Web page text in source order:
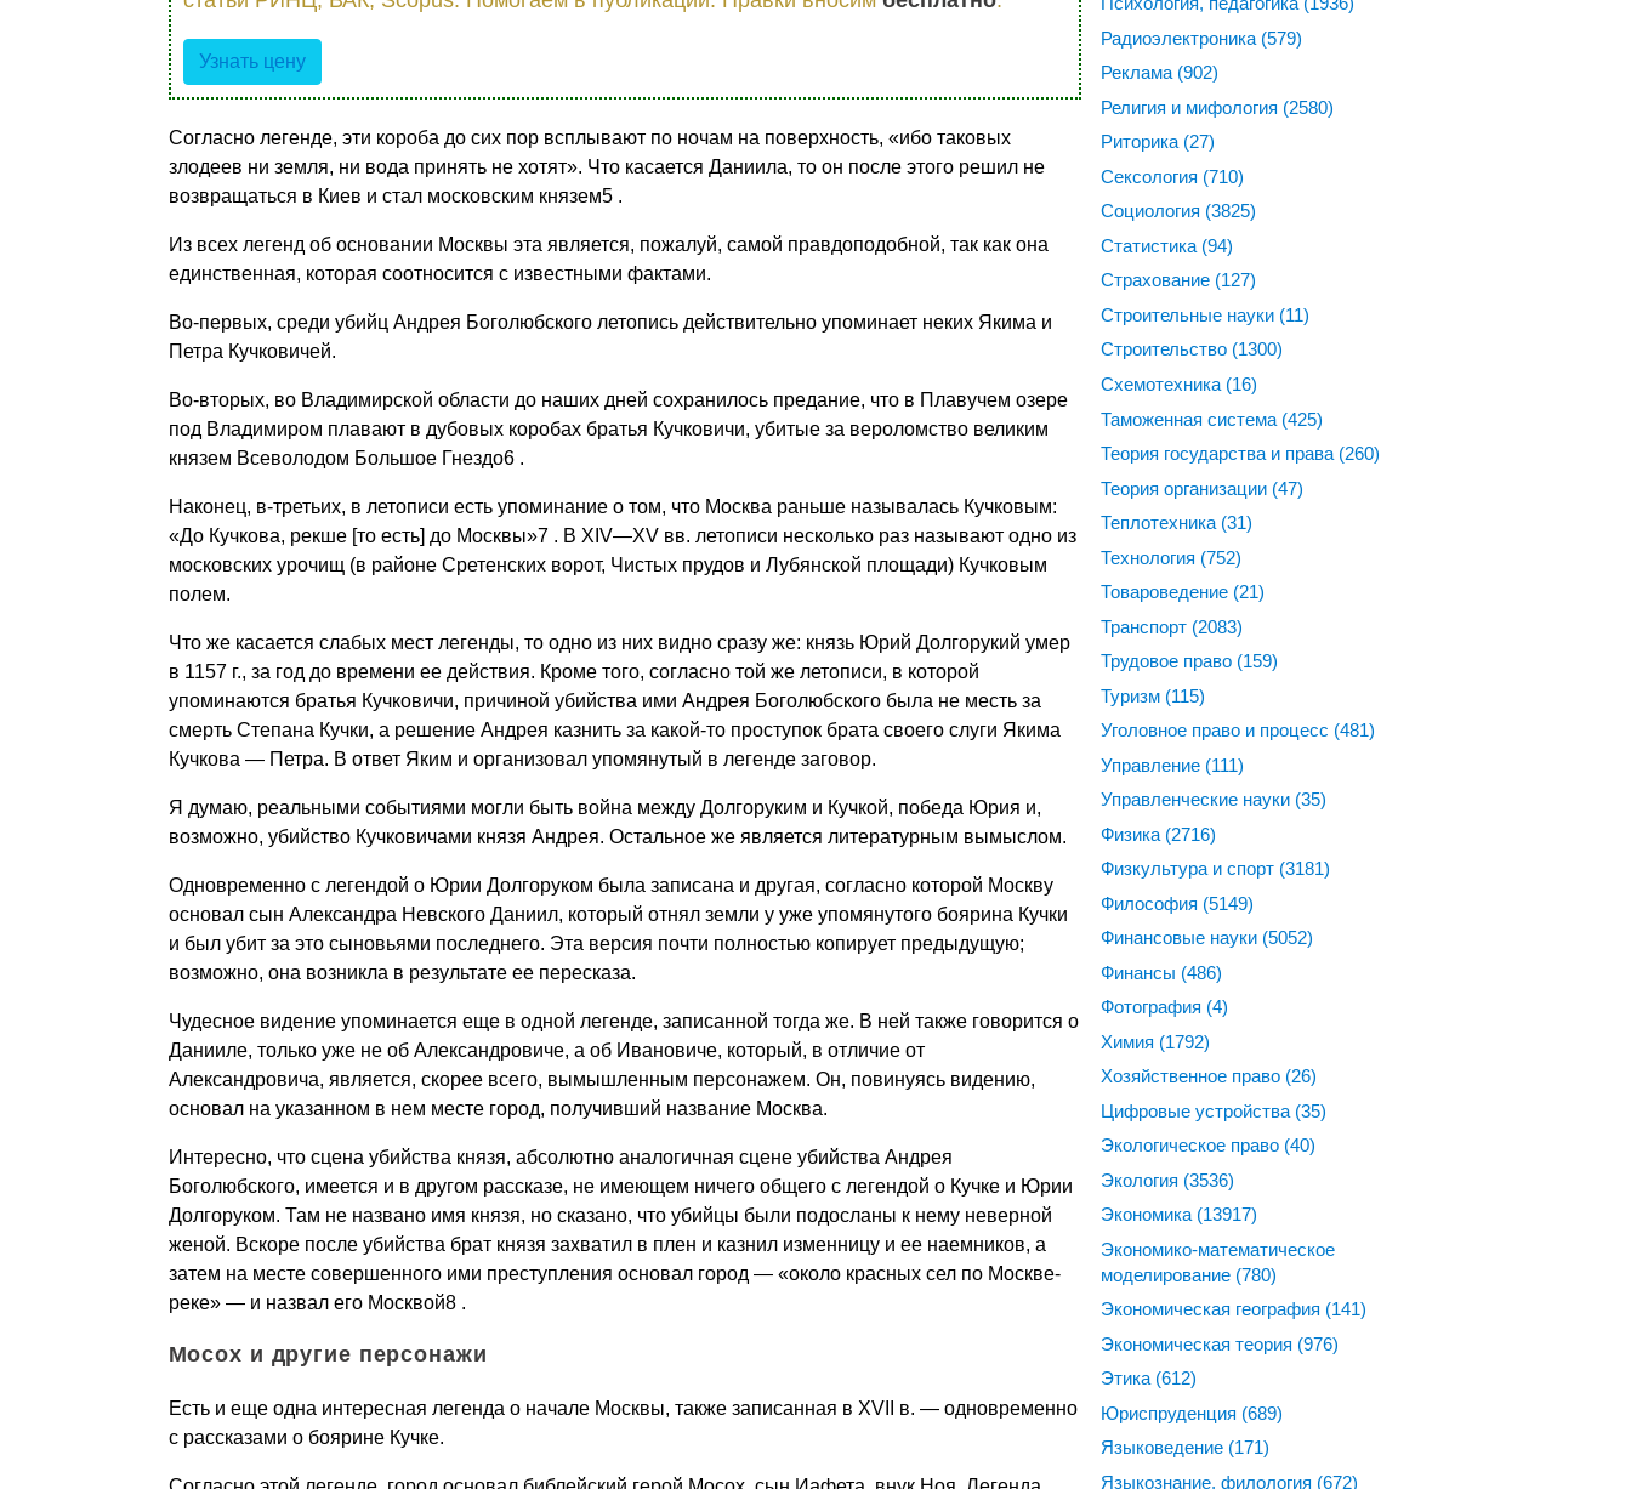
Узнать цену
Согласно легенде, эти короба до сих пор всплывают по ночам на поверхность, «ибо таковых
злодеев ни земля, ни вода принять не хотят». Что касается Даниила, то он после этого решил не
возвращаться в Киев и стал московским князем5 .
Из всех легенд об основании Москвы эта является, пожалуй, самой правдоподобной, так как она
единственная, которая соотносится с известными фактами.
Во-первых, среди убийц Андрея Боголюбского летопись действительно упоминает неких Якима и
Петра Кучковичей.
Во-вторых, во Владимирской области до наших дней сохранилось предание, что в Плавучем озере
под Владимиром плавают в дубовых коробах братья Кучковичи, убитые за вероломство великим
князем Всеволодом Большое Гнездо6 .
Наконец, в-третьих, в летописи есть упоминание о том, что Москва раньше называлась Кучковым:
«До Кучкова, рекше [то есть] до Москвы»7 . В XIV—XV вв. летописи несколько раз называют одно из
московских урочищ (в районе Сретенских ворот, Чистых прудов и Лубянской площади) Кучковым
полем.
Что же касается слабых мест легенды, то одно из них видно сразу же: князь Юрий Долгорукий умер
в 1157 г., за год до времени ее действия. Кроме того, согласно той же летописи, в которой
упоминаются братья Кучковичи, причиной убийства ими Андрея Боголюбского была не месть за
смерть Степана Кучки, а решение Андрея казнить за какой-то проступок брата своего слуги Якима
Кучкова — Петра. В ответ Яким и организовал упомянутый в легенде заговор.
Я думаю, реальными событиями могли быть война между Долгоруким и Кучкой, победа Юрия и,
возможно, убийство Кучковичами князя Андрея. Остальное же является литературным вымыслом.
Одновременно с легендой о Юрии Долгоруком была записана и другая, согласно которой Москву
основал сын Александра Невского Даниил, который отнял земли у уже упомянутого боярина Кучки
и был убит за это сыновьями последнего. Эта версия почти полностью копирует предыдущую;
возможно, она возникла в результате ее пересказа.
Чудесное видение упоминается еще в одной легенде, записанной тогда же. В ней также говорится о
Данииле, только уже не об Александровиче, а об Ивановиче, который, в отличие от
Александровича, является, скорее всего, вымышленным персонажем. Он, повинуясь видению,
основал на указанном в нем месте город, получивший название Москва.
Интересно, что сцена убийства князя, абсолютно аналогичная сцене убийства Андрея
Боголюбского, имеется и в другом рассказе, не имеющем ничего общего с легендой о Кучке и Юрии
Долгоруком. Там не названо имя князя, но сказано, что убийцы были подосланы к нему неверной
женой. Вскоре после убийства брат князя захватил в плен и казнил изменницу и ее наемников, а
затем на месте совершенного ими преступления основал город — «около красных сел по Москве-
реке» — и назвал его Москвой8 .
Мосох и другие персонажи
Есть и еще одна интересная легенда о начале Москвы, также записанная в XVII в. — одновременно
с рассказами о боярине Кучке.
Радиоэлектроника (579)
Реклама (902)
Религия и мифология (2580)
Риторика (27)
Сексология (710)
Социология (3825)
Статистика (94)
Страхование (127)
Строительные науки (11)
Строительство (1300)
Схемотехника (16)
Таможенная система (425)
Теория государства и права (260)
Теория организации (47)
Теплотехника (31)
Технология (752)
Товароведение (21)
Транспорт (2083)
Трудовое право (159)
Туризм (115)
Уголовное право и процесс (481)
Управление (111)
Управленческие науки (35)
Физика (2716)
Физкультура и спорт (3181)
Философия (5149)
Финансовые науки (5052)
Финансы (486)
Фотография (4)
Химия (1792)
Хозяйственное право (26)
Цифровые устройства (35)
Экологическое право (40)
Экология (3536)
Экономика (13917)
Экономико-математическое
моделирование (780)
Экономическая география (141)
Экономическая теория (976)
Этика (612)
Юриспруденция (689)
Языковедение (171)
Языкознание, филология (672)